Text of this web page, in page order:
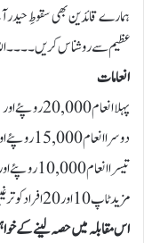
ہمارے قائدین بھی سقوطِ
عظیم سے روشناس
انعامات
پہلا انعام 20,000 روپئے اور
دوسرا انعام 15,000 روپئے اور
تیسرا انعام 10,000 روپئے اور
مزید ٹاپ 10 اور 20 افراد کو ترغیبی انعامات سے نوازا جائیگا۔
اس مقابلہ میں حصہ لینے کے